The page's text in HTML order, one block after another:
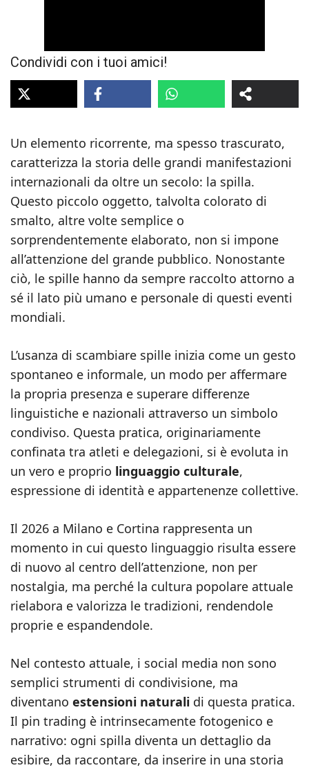
Condividi con i tuoi amici!
Un elemento ricorrente, ma spesso trascurato,
caratterizza la storia delle grandi manifestazioni
internazionali da oltre un secolo: la spilla.
Questo piccolo oggetto, talvolta colorato di
smalto, altre volte semplice o
sorprendentemente elaborato, non si impone
all’attenzione del grande pubblico. Nonostante
ciò, le spille hanno da sempre raccolto attorno a
sé il lato più umano e personale di questi eventi
mondiali.
L’usanza di scambiare spille inizia come un gesto
spontaneo e informale, un modo per affermare
la propria presenza e superare differenze
linguistiche e nazionali attraverso un simbolo
condiviso. Questa pratica, originariamente
confinata tra atleti e delegazioni, si è evoluta in
un vero e proprio linguaggio culturale,
espressione di identità e appartenenze collettive.
Il 2026 a Milano e Cortina rappresenta un
momento in cui questo linguaggio risulta essere
di nuovo al centro dell’attenzione, non per
nostalgia, ma perché la cultura popolare attuale
rielabora e valorizza le tradizioni, rendendole
proprie e espandendole.
Nel contesto attuale, i social media non sono
semplici strumenti di condivisione, ma
diventano estensioni naturali di questa pratica.
Il pin trading è intrinsecamente fotogenico e
narrativo: ogni spilla diventa un dettaglio da
esibire, da raccontare, da inserire in una storia